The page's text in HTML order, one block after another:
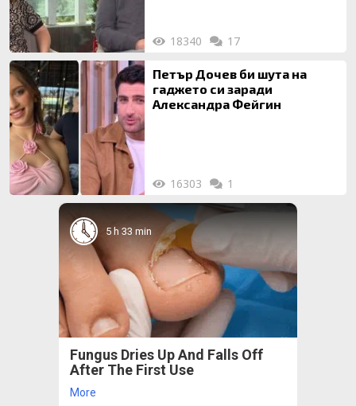
18340 17
Петър Дочев би шута на
гаджето си заради
Александра Фейгин
16303 1
5 h 33 min
Fungus Dries Up And Falls Off
After The First Use
More